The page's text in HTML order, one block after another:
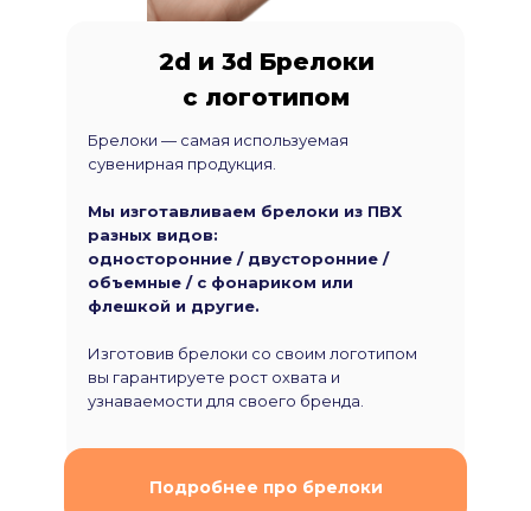
Брелоки — самая используемая
сувенирная продукция.
Мы изготавливаем брелоки из ПВХ
разных видов:
односторонние / двусторонние /
объемные / с фонариком или
флешкой и другие.
Изготовив брелоки со своим логотипом
вы гарантируете рост охвата и
узнаваемости для своего бренда.
2d и 3d Брелоки
с логотипом
Подробнее про брелоки